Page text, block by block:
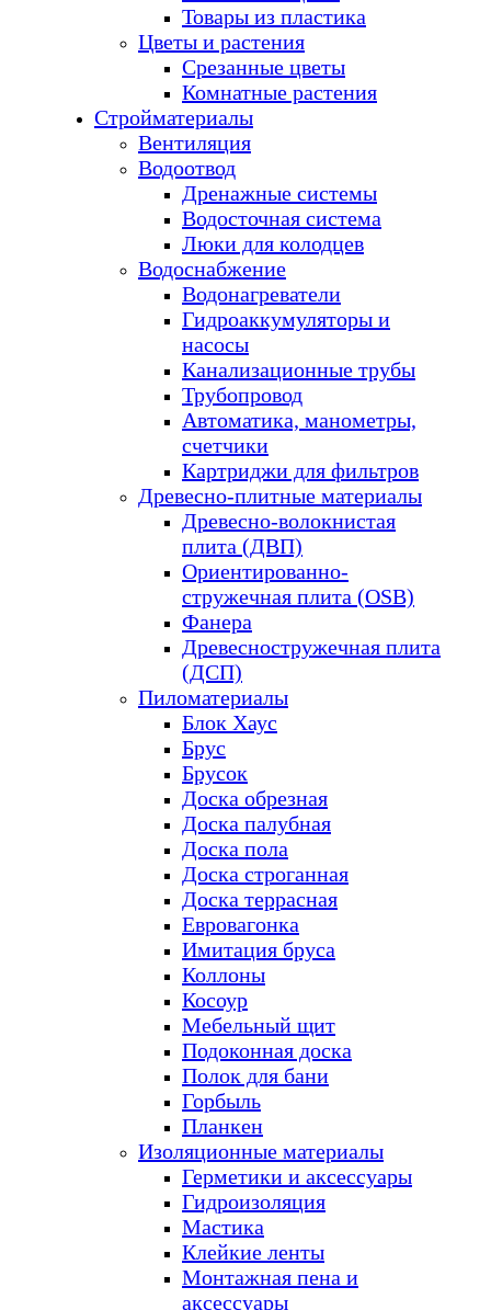
Товары из пластика
Цветы и растения
Срезанные цветы
Комнатные растения
Стройматериалы
Вентиляция
Водоотвод
Дренажные системы
Водосточная система
Люки для колодцев
Водоснабжение
Водонагреватели
Гидроаккумуляторы и
насосы
Канализационные трубы
Трубопровод
Автоматика, манометры,
счетчики
Картриджи для фильтров
Древесно-плитные материалы
Древесно-волокнистая
плита (ДВП)
Ориентированно-
стружечная плита (OSB)
Фанера
Древесностружечная плита
(ДСП)
Пиломатериалы
Блок Хаус
Брус
Брусок
Доска обрезная
Доска палубная
Доска пола
Доска строганная
Доска террасная
Евровагонка
Имитация бруса
Коллоны
Косоур
Мебельный щит
Подоконная доска
Полок для бани
Горбыль
Планкен
Изоляционные материалы
Герметики и аксессуары
Гидроизоляция
Мастика
Клейкие ленты
Монтажная пена и
аксессуары